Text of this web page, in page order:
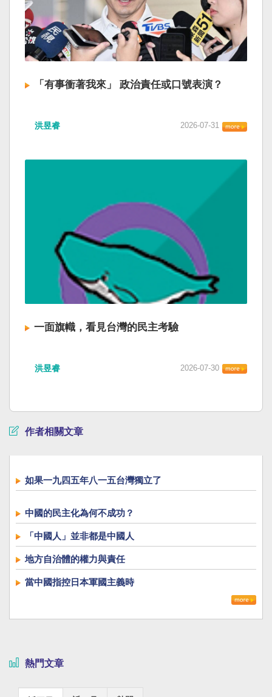
「有事衝著我來」 政治責任或口號表演？
洪昱睿 2026-07-31
一面旗幟，看見台灣的民主考驗
洪昱睿 2026-07-30
作者相關文章
如果一九四五年八一五台灣獨立了
中國的民主化為何不成功？
「中國人」並非都是中國人
地方自治體的權力與責任
當中國指控日本軍國主義時
熱門文章